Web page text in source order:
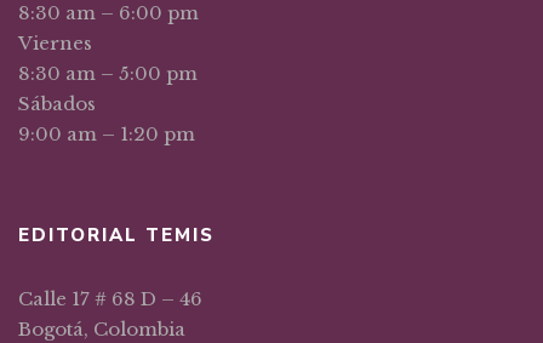
8:30 am – 6:00 pm
Viernes
8:30 am – 5:00 pm
Sábados
9:00 am – 1:20 pm
EDITORIAL TEMIS
Calle 17 # 68 D – 46
Bogotá, Colombia